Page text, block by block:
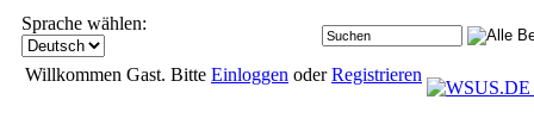
Sprache wählen:
Willkommen Gast. Bitte Einloggen oderRegistrieren